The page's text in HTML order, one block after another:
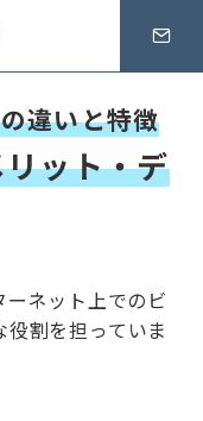
違いと特徴
ット・デ
ーネット上でのビ
役割を担っていま